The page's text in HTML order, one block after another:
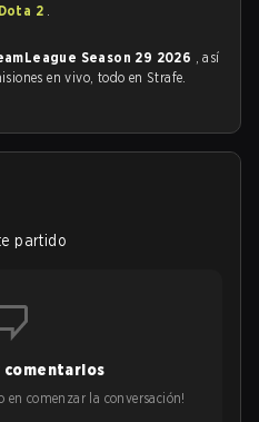
2 .
Season 29 2026 , así
en vivo, todo en Strafe.
partido
comentarios
en comenzar la conversación!